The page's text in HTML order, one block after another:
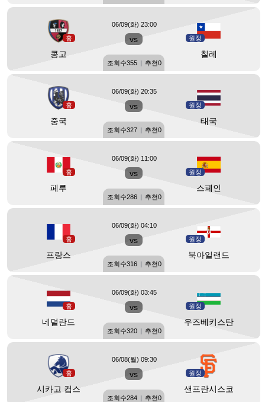
홈
콩고
vs 원정
칠레
06/09(화) 23:00
조회수355 | 추천0
홈
중국
vs 원정
태국
06/09(화) 20:35
조회수327 | 추천0
홈
페루
vs 원정
스페인
06/09(화) 11:00
조회수286 | 추천0
홈
프랑스
vs 원정
북아일랜드
06/09(화) 04:10
조회수316 | 추천0
홈
네덜란드
vs 원정
우즈베키스탄
06/09(화) 03:45
조회수320 | 추천0
홈
시카고 컵스
vs 원정
샌프란시스코
06/08(월) 09:30
조회수284 | 추천0